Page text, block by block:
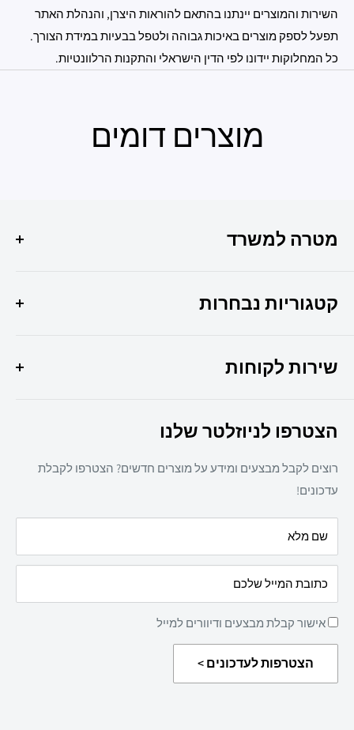
השירות והמוצרים יינתנו בהתאם להוראות היצרן, והנהלת האתר
תפעל לספק מוצרים באיכות גבוהה ולטפל בבעיות במידת הצורך.
כל המחלוקות יידונו לפי הדין הישראלי והתקנות הרלוונטיות.
מוצרים דומים
מטרה למשרד
ומקצועיות במקום אחד !
037307308
קטגוריות נבחרות
ציוד משרדי
חד פעמי
מזון
מאמרים
שירות לקוחות
תקנון אתר
מדיניות פרטיות
מדיניות החזרת מוצרים
הצטרפו לניוזלטר שלנו
רוצים לקבל מבצעים ומידע על מוצרים חדשים? הצטרפו לקבלת
עדכונים!
שם מלא
כתובת המייל שלכם
אישור קבלת מבצעים ודיוורים למייל
הצטרפות לעדכונים >